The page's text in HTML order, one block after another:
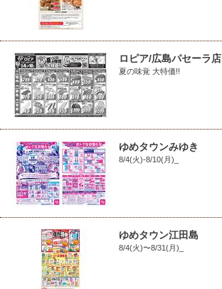
ロピア/広島パセーラ店
夏の味覚 大特価!!
ゆめタウンみゆき
8/4(火)-8/10(月)_
ゆめタウン江田島
8/4(火)〜8/31(月)_